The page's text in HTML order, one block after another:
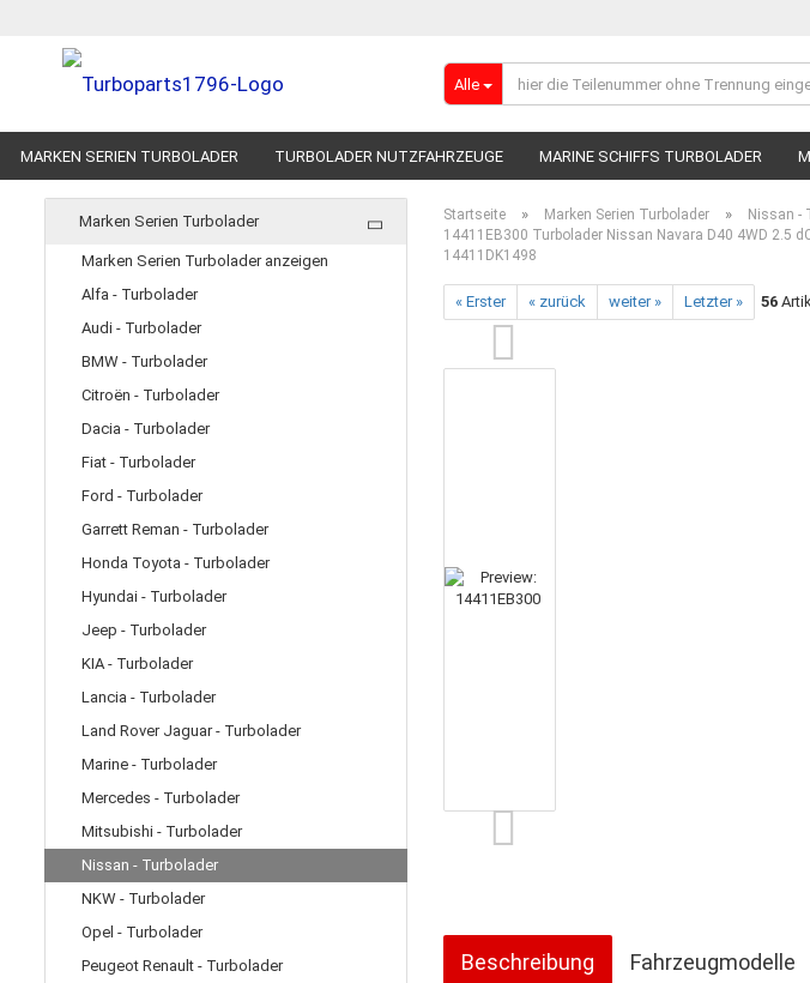
Alle
MARKEN SERIEN TURBOLADER TURBOLADER NUTZFAHRZEUGE MARINE SCHIFFS TURBOLADER
Startseite » Marken Serien Turbolader » Nissan -
14411EB300 Turbolader Nissan Navara D40 4WD 2.5
14411DK1498
« Erster « zurück weiter » Letzter » 56
Beschreibung Fahrzeugmodelle
Marken Serien Turbolader
Marken Serien Turbolader anzeigen
Alfa - Turbolader
Audi - Turbolader
BMW - Turbolader
Citroën - Turbolader
Dacia - Turbolader
Fiat - Turbolader
Ford - Turbolader
Garrett Reman - Turbolader
Honda Toyota - Turbolader
Hyundai - Turbolader
Jeep - Turbolader
KIA - Turbolader
Lancia - Turbolader
Land Rover Jaguar - Turbolader
Marine - Turbolader
Mercedes - Turbolader
Mitsubishi - Turbolader
Nissan - Turbolader
NKW - Turbolader
Opel - Turbolader
Peugeot Renault - Turbolader